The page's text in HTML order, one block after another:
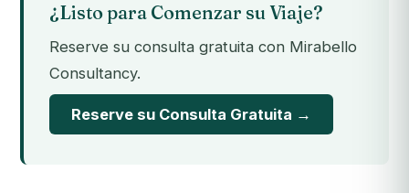
¿Listo para Comenzar su Viaje?
Reserve su consulta gratuita con Mirabello
Consultancy.
Reserve su Consulta Gratuita →